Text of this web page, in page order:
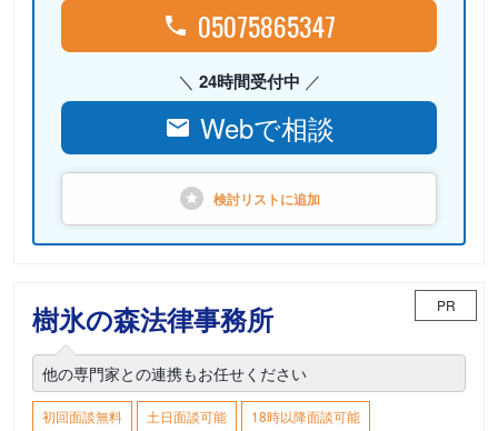
05075865347
24時間受付中
Webで相談
検討リストに追加
樹氷の森法律事務所 PR
他の専門家との連携もお任せください
初回面談無料 土日面談可能 18時以降面談可能